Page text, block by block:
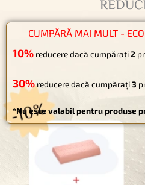
până la -30%
Plic pentru
lenjerie de pat
până la
PUTEȚI
CUMPĂRĂ MAI MULT -
10% reducere dacă cumpărați
reducere dacă cumpărați